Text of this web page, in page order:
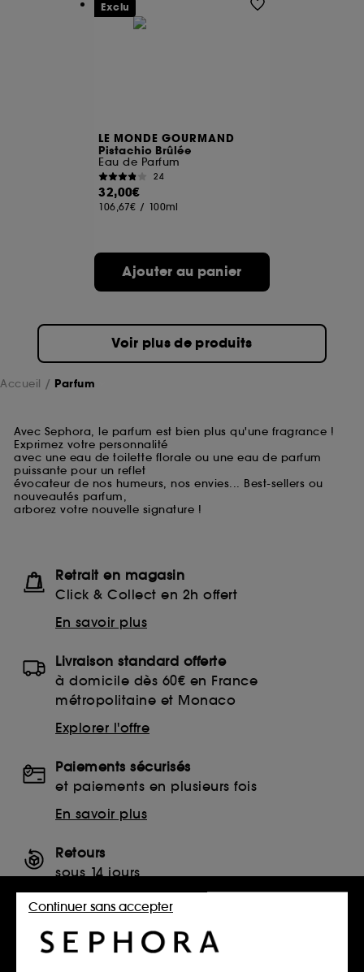
LE MONDE GOURMAND
Pistachio Brûlée
Eau de Parfum
24
32,00€
106,67€ / 100ml
Ajouter au panier
Exclu
Voir plus de produits
Accueil Parfum
Avec Sephora, le parfum est bien plus qu'une fragrance !
Exprimez votre personnalité
avec une eau de toilette florale ou une eau de parfum
puissante pour un reflet
évocateur de nos humeurs, nos envies... Best-sellers ou
nouveautés parfum,
arborez votre nouvelle signature !
Retrait en magasin
Click & Collect en 2h offert
En savoir plus
Livraison standard offerte
à domicile dès 60€ en France
métropolitaine et Monaco
Explorer l'offre
Paiements sécurisés
et paiements en plusieurs fois
En savoir plus
Retours
sous 14 jours
Retourner mon article
SERVICES, CONTACT ET CONDITIONS DES OFFRES
Continuer sans accepter